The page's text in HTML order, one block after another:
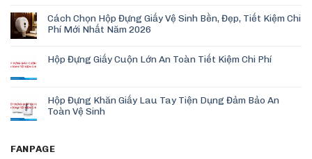
Cách Chọn Hộp Đựng Giấy Vệ Sinh Bền, Đẹp, Tiết Kiệm Chi
Phí Mới Nhất Năm 2026
Hộp Đựng Giấy Cuộn Lớn An Toàn Tiết Kiệm Chi Phí
Hộp Đựng Khăn Giấy Lau Tay Tiện Dụng Đảm Bảo An
Toàn Vệ Sinh
FANPAGE